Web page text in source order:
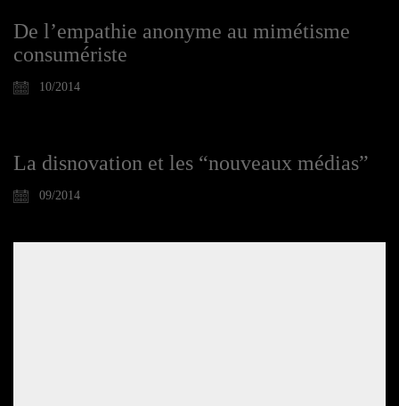
De l’empathie anonyme au mimétisme
consumériste
10/2014
La disnovation et les “nouveaux médias”
09/2014